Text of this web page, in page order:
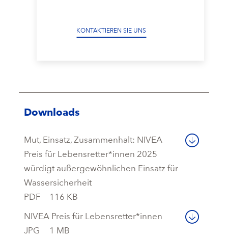
KONTAKTIEREN SIE UNS
Downloads
Mut, Einsatz, Zusammenhalt: NIVEA
Preis für Lebensretter*innen 2025
würdigt außergewöhnlichen Einsatz für
Wassersicherheit
PDF
116 KB
NIVEA Preis für Lebensretter*innen
JPG
1 MB